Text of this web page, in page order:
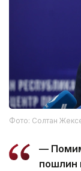
Фото: Солтан
—
пошлин